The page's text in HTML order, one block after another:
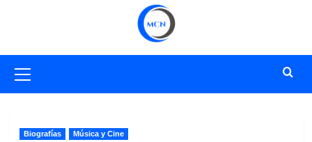
primario
Biografías Música y Cine